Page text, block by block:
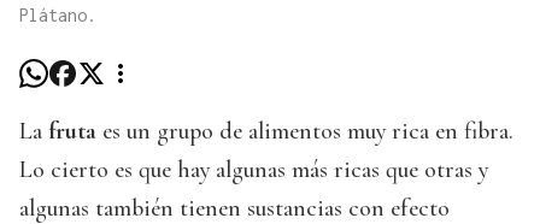
Plátano.
La fruta es un grupo de alimentos muy rica en fibra.
Lo cierto es que hay algunas más ricas que otras y
algunas también tienen sustancias con efecto